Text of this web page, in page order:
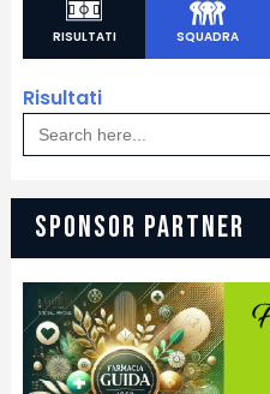
RISULTATI SQUADRA
Risultati
Search
for:
SPONSOR PARTNER